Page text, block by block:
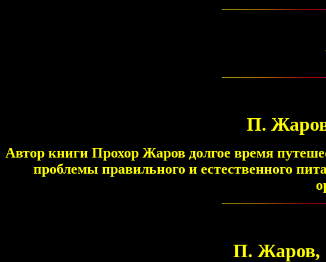
П.
Автор книги Прохор Жаров долгое время
проблемы правильного и естественного
П. Жаров,